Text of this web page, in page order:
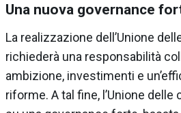
Una nuova governance
La realizzazione dell’Unione
richiederà una responsabilità
ambizione, investimenti e
riforme. A tal fine, l’Unione